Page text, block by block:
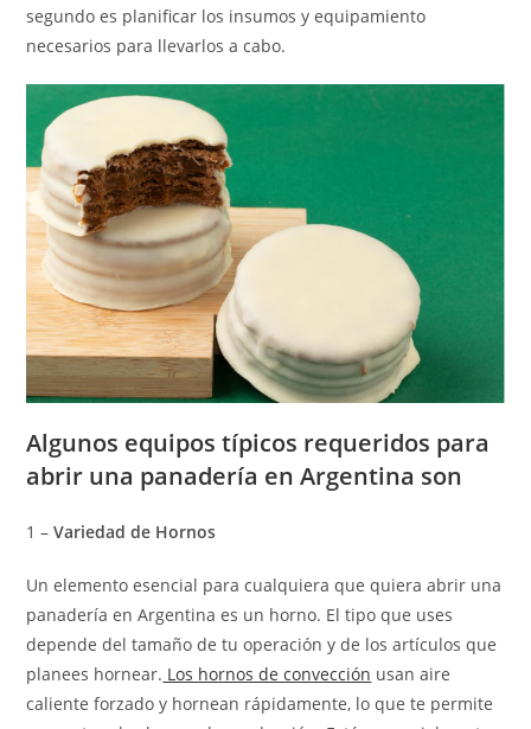
segundo es planificar los insumos y equipamiento
necesarios para llevarlos a cabo.
Algunos equipos típicos requeridos para
abrir una panadería en Argentina son
1 –Variedad de Hornos
Un elemento esencial para cualquiera que quiera abrir una
panadería en Argentina es un horno. El tipo que uses
depende del tamaño de tu operación y de los artículos que
planees hornear. Los hornos de convección usan aire
caliente forzado y hornean rápidamente, lo que te permite